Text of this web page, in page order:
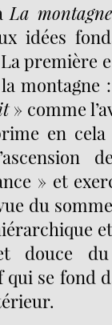
La
idées
première
la
» comme
en
» et
du
douce
se fond